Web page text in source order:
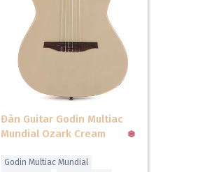
Đàn Guitar Godin Multiac
Mundial Ozark Cream
Godin Multiac Mundial